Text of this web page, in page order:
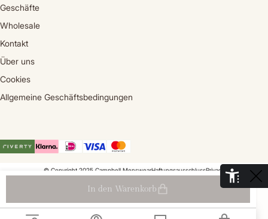
In den Warenkorb
Geschäfte
Wholesale
Kontakt
Über uns
Cookies
Allgemeine Geschäftsbedingungen
© Copyright 2025 Campbell MenswearHaftungsausschlussPrivacy
De Aaldor 13, 4191 PC, Geldermalsen - Niederlande